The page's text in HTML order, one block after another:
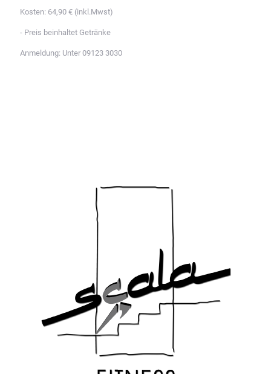
Kosten: 64,90 € (inkl.Mwst)
- Preis beinhaltet Getränke
Anmeldung: Unter 09123 3030